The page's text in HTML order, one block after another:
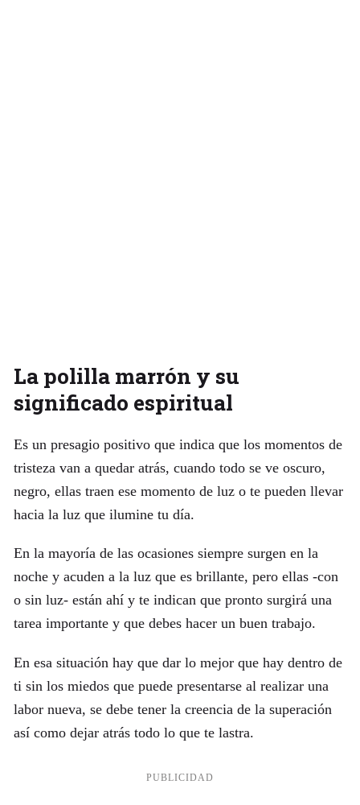
La polilla marrón y su
significado espiritual
Es un presagio positivo que indica que los momentos de
tristeza van a quedar atrás, cuando todo se ve oscuro,
negro, ellas traen ese momento de luz o te pueden llevar
hacia la luz que ilumine tu día.
En la mayoría de las ocasiones siempre surgen en la
noche y acuden a la luz que es brillante, pero ellas -con
o sin luz- están ahí y te indican que pronto surgirá una
tarea importante y que debes hacer un buen trabajo.
En esa situación hay que dar lo mejor que hay dentro de
ti sin los miedos que puede presentarse al realizar una
labor nueva, se debe tener la creencia de la superación
así como dejar atrás todo lo que te lastra.